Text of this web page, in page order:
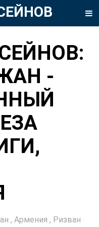
-
, Армения , Ризван